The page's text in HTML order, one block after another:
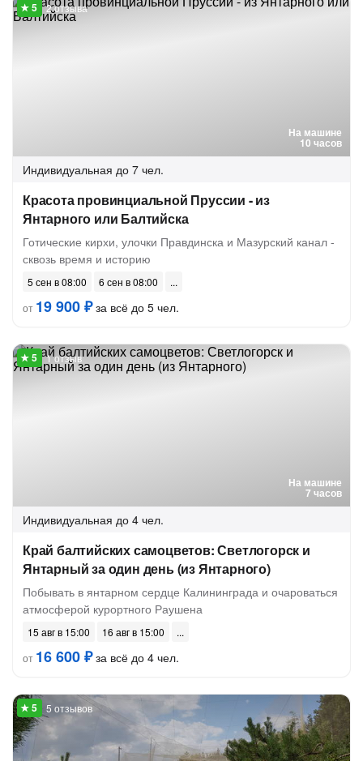
На машине
10 часов
2 отзыва
Индивидуальная до 7 чел.
Красота провинциальной Пруссии - из
Янтарного или Балтийска
Готические кирхи, улочки Правдинска и Мазурский канал -
сквозь время и историю
5 сен в 08:00
6 сен в 08:00
от 19 900 ₽за всё до 5 чел.
На машине
7 часов
1 отзыв
Индивидуальная до 4 чел.
Край балтийских самоцветов: Светлогорск и
Янтарный за один день (из Янтарного)
Побывать в янтарном сердце Калининграда и очароваться
атмосферой курортного Раушена
15 авг в 15:00
16 авг в 15:00
от 16 600 ₽за всё до 4 чел.
5 отзывов